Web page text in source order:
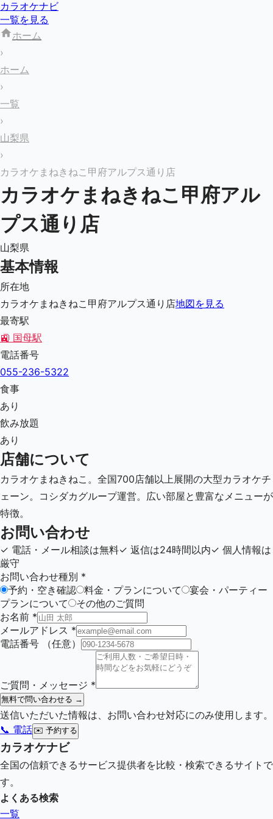
カラオケナビ
一覧を見る
ホーム
›
ホーム
›
一覧
›
山梨県
›
カラオケまねきねこ甲府アルプス通り店
カラオケまねきねこ甲府アル
プス通り店
山梨県
基本情報
所在地
カラオケまねきねこ甲府アルプス通り店地図を見る
最寄駅
🚉 国母駅
電話番号
055-236-5322
食事
あり
飲み放題
あり
店舗について
カラオケまねきねこ。全国700店舗以上展開の大型カラオケチ
ェーン。コシダカグループ運営。広い部屋と豊富なメニューが
特徴。
お問い合わせ
✓ 電話・メール相談は無料✓ 返信は24時間以内✓ 個人情報は
厳守
お問い合わせ種別 *
予約・空き確認
料金・プランについて
宴会・パーティー
プランについて
その他のご質問
お名前 *
メールアドレス *
電話番号
（任意）
ご質問・メッセージ *
無料で問い合わせる →
送信いただいた情報は、お問い合わせ対応にのみ使用します。
📞 電話 ✉️ 予約する
カラオケナビ
全国の信頼できるサービス提供者を比較・検索できるサイトで
す。
よくある検索
一覧